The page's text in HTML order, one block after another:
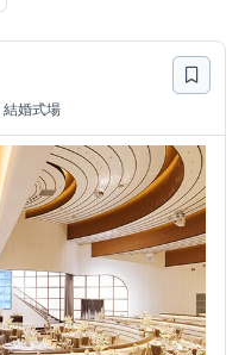
結婚式場